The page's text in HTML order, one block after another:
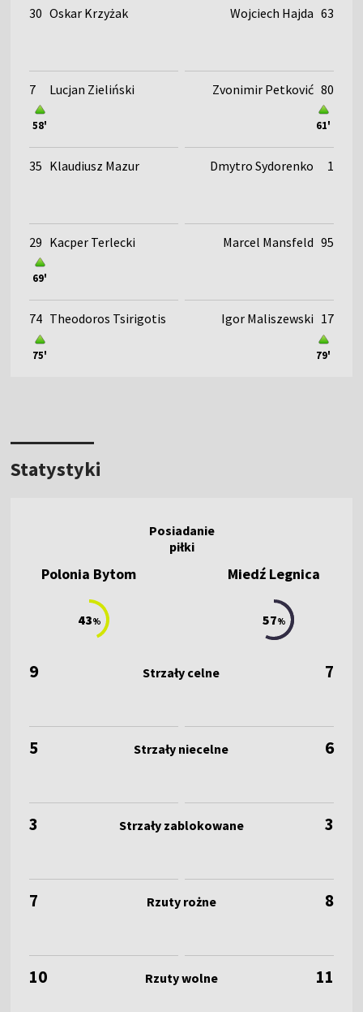
30 Oskar Krzyżak
7 Lucjan Zieliński
58'
35 Klaudiusz Mazur
29 Kacper Terlecki
69'
74 Theodoros Tsirigotis
75'
Wojciech Hajda 63
61'
Zvonimir Petković 80
Dmytro Sydorenko 1
Marcel Mansfeld 95
79'
Igor Maliszewski 17
Statystyki
43%
Polonia Bytom Miedź Legnica
57%
9
5
3
7
10
7
6
3
8
11